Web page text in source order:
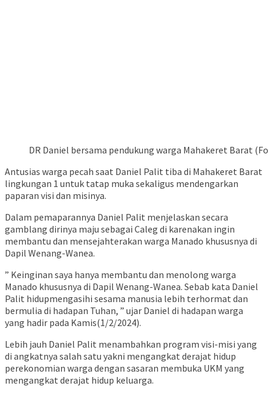
DR Daniel bersama pendukung warga Mahakeret Barat
Antusias warga pecah saat Daniel Palit tiba di Mahakeret Barat
lingkungan 1 untuk tatap muka sekaligus mendengarkan
paparan visi dan misinya.
Dalam pemaparannya Daniel Palit menjelaskan secara
gamblang dirinya maju sebagai Caleg di karenakan ingin
membantu dan mensejahterakan warga Manado khususnya di
Dapil Wenang-Wanea.
” Keinginan saya hanya membantu dan menolong warga
Manado khususnya di Dapil Wenang-Wanea. Sebab kata Daniel
Palit hidupmengasihi sesama manusia lebih terhormat dan
bermulia di hadapan Tuhan, ” ujar Daniel di hadapan warga
yang hadir pada Kamis(1/2/2024).
Lebih jauh Daniel Palit menambahkan program visi-misi yang
di angkatnya salah satu yakni mengangkat derajat hidup
perekonomian warga dengan sasaran membuka UKM yang
mengangkat derajat hidup keluarga.